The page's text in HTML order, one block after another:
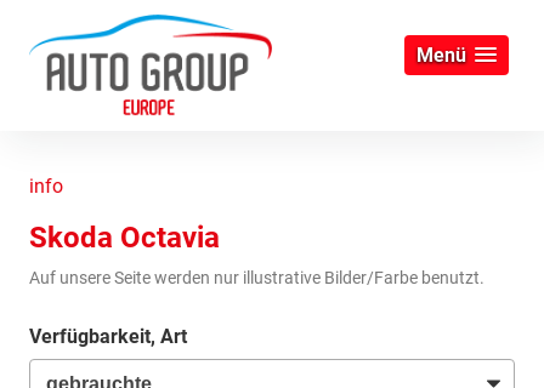
Menü
info
Skoda Octavia
Auf unsere Seite werden nur illustrative Bilder/Farbe benutzt.
Verfügbarkeit, Art